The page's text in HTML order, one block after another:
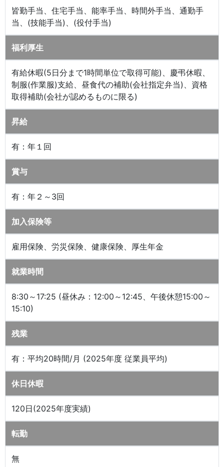
皆勤手当、住宅手当、能率手当、時間外手当、通勤手
当、(技能手当)、(役付手当)
福利厚生
有給休暇(5日分まで1時間単位で取得可能)、慶弔休暇、
制服(作業服)支給、昼食代の補助(会社指定弁当)、資格
取得補助(会社が認めるものに限る)
昇給
有：年１回
賞与
有：年２～3回
加入保険等
雇用保険、労災保険、健康保険、厚生年金
就業時間
8:30～17:25 (昼休み：12:00～12:45、午後休憩15:00～
15:10)
残業
有：平均20時間/月 (2025年度 従業員平均)
休日休暇
120日(2025年度実績)
転勤
無